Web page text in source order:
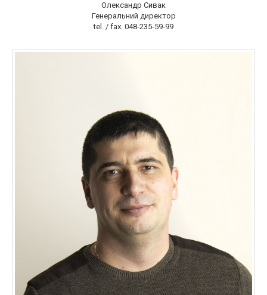
Олександр Сивак
Генеральний директор
tel. / fax. 048-235-59-99